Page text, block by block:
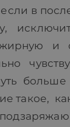
если в
жирную и
такое,